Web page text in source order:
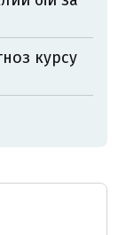
курсу